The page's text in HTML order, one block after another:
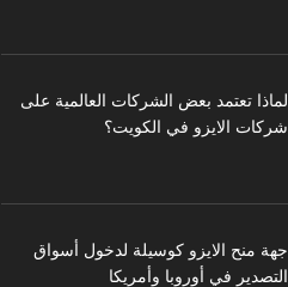
لماذا تعتمد بعض الشركات العالمية على
شركات الايزو في الكويت؟
جهة منح الايزو كوسيلة لدخول أسواق
التصدير في أوروبا وأمريكا